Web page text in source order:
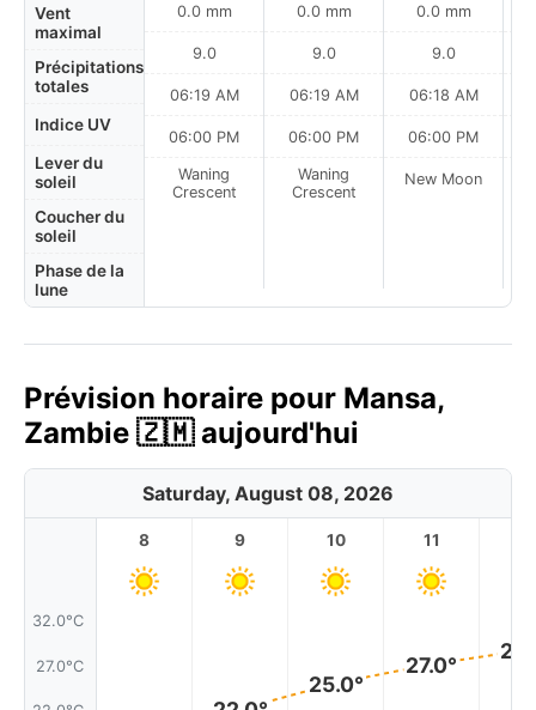
Vent
maximal
Précipitations
totales
Indice UV
Lever du
soleil
Coucher du
soleil
Phase de la
lune
0.0 mm
9.0
06:19 AM
06:00 PM
Waning
Crescent
0.0 mm
9.0
06:19 AM
06:00 PM
Waning
Crescent
0.0 mm
9.0
06:18 AM
06:00 PM
New Moon
Prévision horaire pour Mansa,
Zambie 🇿🇲 aujourd'hui
Saturday, August 08, 2026
32.0°C
27.0°C
8 9 10
25.0°
11
27.0°